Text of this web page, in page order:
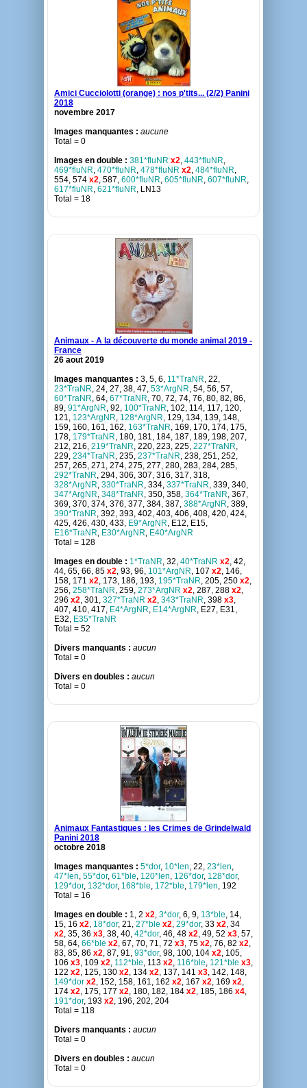
Amici Cucciolotti (orange) : nos p'tits... (2/2) Panini
2018
novembre 2017
Images manquantes : aucune
Total = 0
Images en double : 381*fluNR x2, 443*fluNR,
469*fluNR, 470*fluNR, 478*fluNR x2, 484*fluNR,
554, 574 x2, 587, 600*fluNR, 605*fluNR, 607*fluNR,
617*fluNR, 621*fluNR, LN13
Total = 18
Animaux - A la découverte du monde animal 2019 -
France
26 aout 2019
Images manquantes : 3, 5, 6, 11*TraNR, 22,
23*TraNR, 24, 27, 38, 47, 53*ArgNR, 54, 56, 57,
60*TraNR, 64, 67*TraNR, 70, 72, 74, 76, 80, 82, 86,
89, 91*ArgNR, 92, 100*TraNR, 102, 114, 117, 120,
121, 123*ArgNR, 128*ArgNR, 129, 134, 139, 148,
159, 160, 161, 162, 163*TraNR, 169, 170, 174, 175,
178, 179*TraNR, 180, 181, 184, 187, 189, 198, 207,
212, 216, 219*TraNR, 220, 223, 225, 227*TraNR,
229, 234*TraNR, 235, 237*TraNR, 238, 251, 252,
257, 265, 271, 274, 275, 277, 280, 283, 284, 285,
292*TraNR, 294, 306, 307, 316, 317, 318,
328*ArgNR, 330*TraNR, 334, 337*TraNR, 339, 340,
347*ArgNR, 348*TraNR, 350, 358, 364*TraNR, 367,
369, 370, 374, 376, 377, 384, 387, 388*ArgNR, 389,
390*TraNR, 392, 393, 402, 403, 406, 408, 420, 424,
425, 426, 430, 433, E9*ArgNR, E12, E15,
E16*TraNR, E30*ArgNR, E40*ArgNR
Total = 128
Images en double : 1*TraNR, 32, 40*TraNR x2, 42,
44, 65, 66, 85 x2, 93, 96, 101*ArgNR, 107 x2, 146,
158, 171 x2, 173, 186, 193, 195*TraNR, 205, 250 x2,
256, 258*TraNR, 259, 273*ArgNR x2, 287, 288 x2,
296 x2, 301, 327*TraNR x2, 343*TraNR, 398 x3,
407, 410, 417, E4*ArgNR, E14*ArgNR, E27, E31,
E32, E35*TraNR
Total = 52
Divers manquants : aucun
Total = 0
Divers en doubles : aucun
Total = 0
Animaux Fantastiques : les Crimes de Grindelwald
Panini 2018
octobre 2018
Images manquantes : 5*dor, 10*len, 22, 23*len,
47*len, 55*dor, 61*ble, 120*len, 126*dor, 128*dor,
129*dor, 132*dor, 168*ble, 172*ble, 179*len, 192
Total = 16
Images en double : 1, 2 x2, 3*dor, 6, 9, 13*ble, 14,
15, 16 x2, 18*dor, 21, 27*ble x2, 29*dor, 33 x2, 34
x2, 35, 36 x3, 38, 40, 42*dor, 46, 48 x2, 49, 52 x3, 57,
58, 64, 66*ble x2, 67, 70, 71, 72 x3, 75 x2, 76, 82 x2,
83, 85, 86 x2, 87, 91, 93*dor, 98, 100, 104 x2, 105,
106 x3, 109 x2, 112*ble, 113 x2, 116*ble, 121*ble x3,
122 x2, 125, 130 x2, 134 x2, 137, 141 x3, 142, 148,
149*dor x2, 152, 158, 161, 162 x2, 167 x2, 169 x2,
174 x2, 175, 177 x2, 180, 182, 184 x2, 185, 186 x4,
191*dor, 193 x2, 196, 202, 204
Total = 118
Divers manquants : aucun
Total = 0
Divers en doubles : aucun
Total = 0